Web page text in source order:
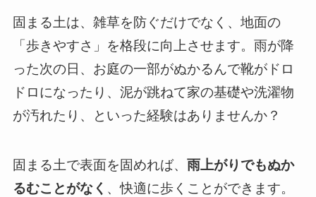
固まる土は、雑草を防ぐだけでなく、地面の
「歩きやすさ」を格段に向上させます。雨が降
った次の日、お庭の一部がぬかるんで靴がドロ
ドロになったり、泥が跳ねて家の基礎や洗濯物
が汚れたり、といった経験はありませんか？
固まる土で表面を固めれば、 雨上がりでもぬか
るむことがなく 、快適に歩くことができます。